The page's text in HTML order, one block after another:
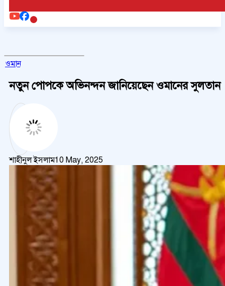
ওমান
নতুন পোপকে অভিনন্দন জানিয়েছেন ওমানের সুলতান
শাহীনুল ইসলাম10 May, 2025